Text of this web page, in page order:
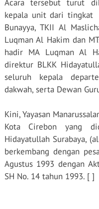
Acara tersebut turut
kepala unit dari tingkat
Bunayya, TKII Al
Luqman Al Hakim dan
hadir MA Luqman Al
direktur BLKK
seluruh kepala
dakwah, serta Dewan
Kini, Yayasan
Kota Cirebon yang
Hidayatullah Surabaya,
berkembang dengan
Agustus 1993 dengan
SH No. 14 tahun 1993. [ ]